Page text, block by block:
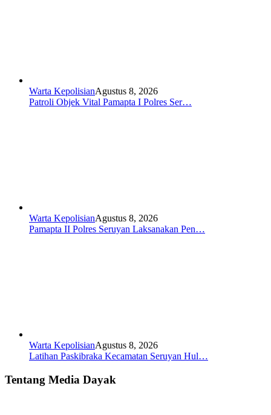
Warta KepolisianAgustus 8, 2026
Patroli Objek Vital Pamapta I Polres Ser…
Warta KepolisianAgustus 8, 2026
Pamapta II Polres Seruyan Laksanakan Pen…
Warta KepolisianAgustus 8, 2026
Latihan Paskibraka Kecamatan Seruyan Hul…
Tentang Media Dayak